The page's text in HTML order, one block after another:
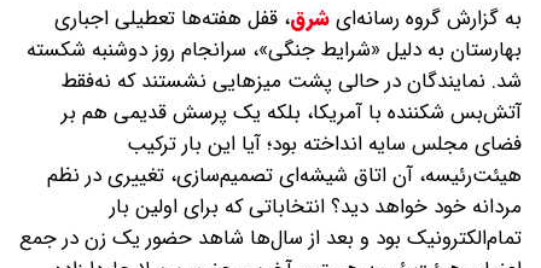
به گزارش گروه رسانه‌ایشرق، قفل هفته‌ها تعطیلی اجباری
بهارستان به دلیل «شرایط جنگی»، سرانجام روز دوشنبه شکسته
شد. نمایندگان در حالی پشت میزهایی ‌نشستند که نه‌فقط
آتش‌بس شکننده با آمریکا، بلکه یک پرسش قدیمی هم بر
فضای مجلس سایه انداخته بود؛ آیا این بار ترکیب
هیئت‌رئیسه، آن اتاق شیشه‌ای تصمیم‌سازی، تغییری در نظم
مردانه خود خواهد دید؟ انتخاباتی که برای اولین بار
تمام‌الکترونیک بود و بعد از سال‌ها شاهد حضور یک زن در جمع